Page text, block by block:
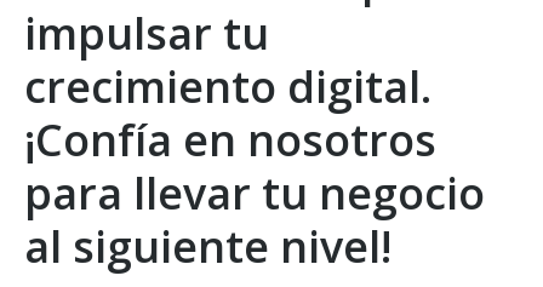
impulsar tu
crecimiento digital.
¡Confía en nosotros
para llevar tu negocio
al siguiente nivel!